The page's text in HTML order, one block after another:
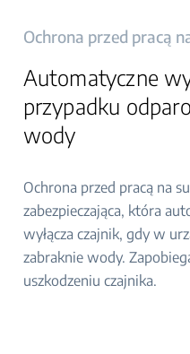
Ochrona przed pracą
Automatyczne
przypadku
wody
Ochrona przed pracą na
zabezpieczająca, która
wyłącza czajnik, gdy w
zabraknie wody.
uszkodzeniu czajnika.